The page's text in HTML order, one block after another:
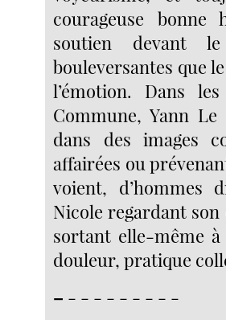
courageuse bonne
soutien devant
bouleversantes que
l’émotion. Dans
Commune, Yann
dans des images
affairées ou
voient, d’hommes
Nicole regardant
sortant elle-même
douleur, pratique
– - - - - - - - - -